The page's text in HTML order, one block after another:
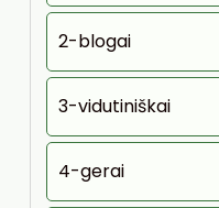
2-blogai
3-vidutiniškai
4-gerai